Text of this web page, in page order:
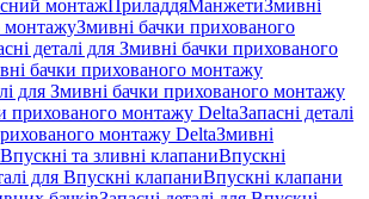
монтажПриладдяМанжетиЗмивні
монтажуЗмивні бачки прихованого
деталі для Змивні бачки прихованого
бачки прихованого монтажу
для Змивні бачки прихованого монтажу
прихованого монтажу DeltaЗапасні деталі
монтажу DeltaЗмивні
Впускні та зливні клапаниВпускні
для Впускні клапаниВпускні клапани